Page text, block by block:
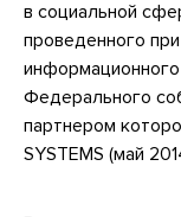
в социальной
проведенного
Федерального
партнером
SYSTEMS (май